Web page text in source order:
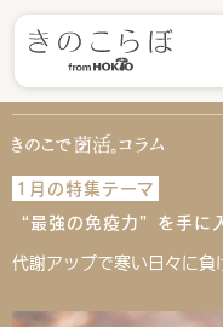
1月の特集テーマ
“最強の免疫力”を手に
代謝アップで寒い日々に負